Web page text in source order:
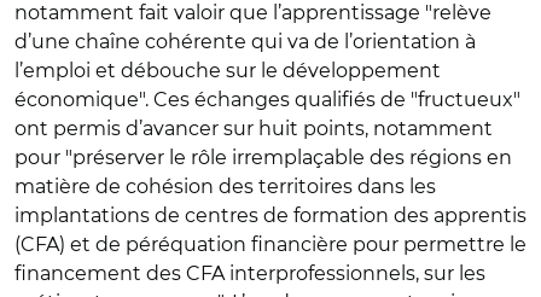
notamment fait valoir que l’apprentissage "relève
d’une chaîne cohérente qui va de l’orientation à
l’emploi et débouche sur le développement
économique". Ces échanges qualifiés de "fructueux"
ont permis d’avancer sur huit points, notamment
pour "préserver le rôle irremplaçable des régions en
matière de cohésion des territoires dans les
implantations de centres de formation des apprentis
(CFA) et de péréquation financière pour permettre le
financement des CFA interprofessionnels, sur les